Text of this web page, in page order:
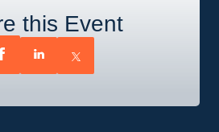
this Event